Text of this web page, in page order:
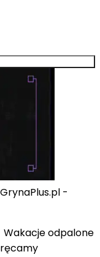
-
Wakacje odpalone